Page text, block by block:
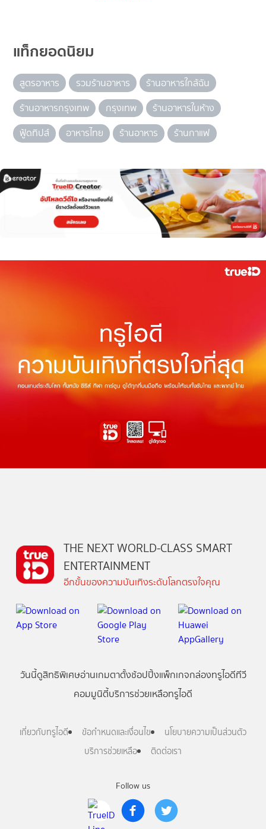
แท็กยอดนิยม
สูตรอาหาร รวมร้านอาหาร
ร้านอาหารใกล้ฉัน
ร้านอาหารกรุงเทพ
กรุงเทพ
ร้านอาหารในห้าง
ฟู้ดทิปส์
อาหารไทย ร้านอาหาร ร้านกาแฟ
Follow us
THE NEXT WORLD-CLASS SMART
ENTERTAINMENT
อีกขั้นของความบันเทิงระดับโลกตรงใจคุณ
วันนี้ดูสิทธิพิเศษอ่านเกมตาตั้งช้อปปิ้งแพ็กเกจกล่องทรูไอดีทีวี
คอมมูนิตี้บริการช่วยเหลือทรูไอดี
เกี่ยวกับทรูไอดี ข้อกำหนดและเงื่อนไข
นโยบายความเป็นส่วนตัว
บริการช่วยเหลือ
ติดต่อเรา